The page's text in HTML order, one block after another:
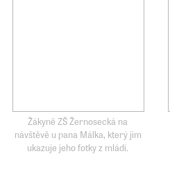
Žákyně ZŠ Žernosecká na
návštěvě u pana Málka, který jim
ukazuje jeho fotky z mládí.